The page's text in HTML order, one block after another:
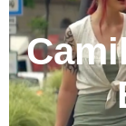
Sikonda